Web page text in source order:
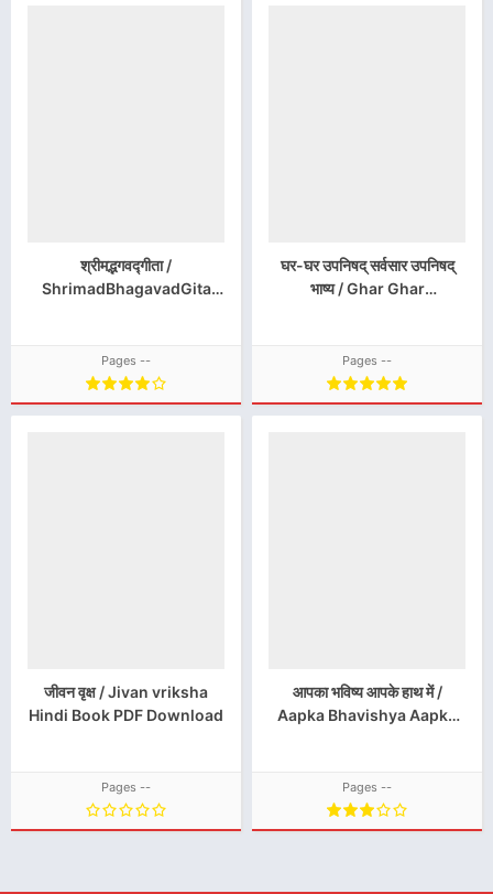
श्रीमद्भगवद्गीता /
ShrimadBhagavadGita
Pages --
घर-घर उपनिषद् सर्वसार उपनिषद्
भाष्य / Ghar Ghar
Book PDF Download
Pages --
जीवन वृक्ष / Jivan vriksha
Hindi Book PDF Download
Pages --
आपका भविष्य आपके हाथ में /
Aapka Bhavishya Aapke
Pages --